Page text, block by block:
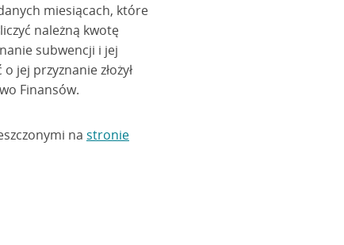
miesiącach, które
należną kwotę
subwencji i jej
jej przyznanie złożył
Finansów.
na stronie